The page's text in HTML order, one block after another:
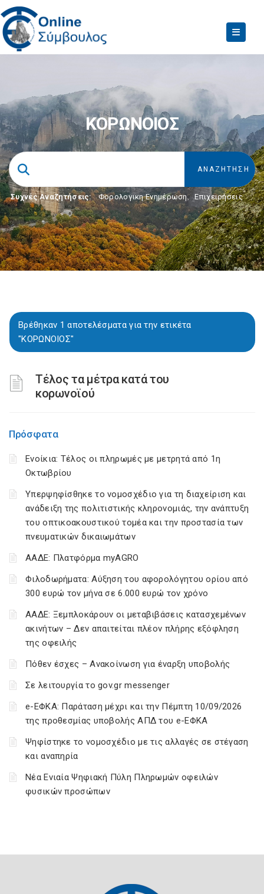
ΚΟΡΩΝΟΙΟΣ
Συχνές Αναζητήσεις: Φορολογικη Ενημέρωση, Επιχειρήσεις
Βρέθηκαν 1 αποτελέσματα για την ετικέτα
"ΚΟΡΩΝΟΙΟΣ"
Τέλος τα μέτρα κατά του
κορωνοϊού
Πρόσφατα
Ενοίκια: Τέλος οι πληρωμές με μετρητά από 1η
Οκτωβρίου
Υπερψηφίσθηκε το νομοσχέδιο για τη διαχείριση και
ανάδειξη της πολιτιστικής κληρονομιάς, την ανάπτυξη
του οπτικοακουστικού τομέα και την προστασία των
πνευματικών δικαιωμάτων
ΑΑΔΕ: Πλατφόρμα myAGRO
Φιλοδωρήματα: Αύξηση του αφορολόγητου ορίου από
300 ευρώ τον μήνα σε 6.000 ευρώ τον χρόνο
ΑΑΔΕ: Ξεμπλοκάρουν οι μεταβιβάσεις κατασχεμένων
ακινήτων – Δεν απαιτείται πλέον πλήρης εξόφληση
της οφειλής
Πόθεν έσχες – Ανακοίνωση για έναρξη υποβολής
Σε λειτουργία το gov.gr messenger
e-ΕΦΚΑ: Παράταση μέχρι και την Πέμπτη 10/09/2026
της προθεσμίας υποβολής ΑΠΔ του e-ΕΦΚΑ
Ψηφίστηκε το νομοσχέδιο με τις αλλαγές σε στέγαση
και αναπηρία
Νέα Ενιαία Ψηφιακή Πύλη Πληρωμών οφειλών
φυσικών προσώπων